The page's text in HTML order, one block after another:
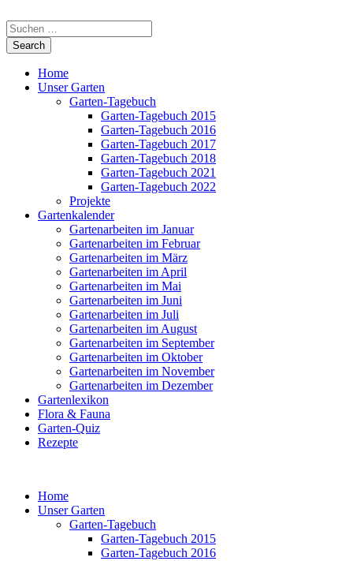
Home
Unser Garten
Garten-Tagebuch
Garten-Tagebuch 2015
Garten-Tagebuch 2016
Garten-Tagebuch 2017
Garten-Tagebuch 2018
Garten-Tagebuch 2021
Garten-Tagebuch 2022
Projekte
Gartenkalender
Gartenarbeiten im Januar
Gartenarbeiten im Februar
Gartenarbeiten im März
Gartenarbeiten im April
Gartenarbeiten im Mai
Gartenarbeiten im Juni
Gartenarbeiten im Juli
Gartenarbeiten im August
Gartenarbeiten im September
Gartenarbeiten im Oktober
Gartenarbeiten im November
Gartenarbeiten im Dezember
Gartenlexikon
Flora & Fauna
Garten-Quiz
Rezepte
Home
Unser Garten
Garten-Tagebuch
Garten-Tagebuch 2015
Garten-Tagebuch 2016